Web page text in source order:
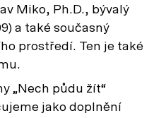
Miko, Ph.D., bývalý
a také současný
prostředí. Ten je také
„Nech půdu žít“
jako doplnění